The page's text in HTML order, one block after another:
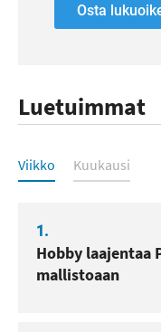
Osta
Luetuimmat
Luetuimmat
Viikko Kuukausi
1.
Hobby laajentaa
mallistoaan